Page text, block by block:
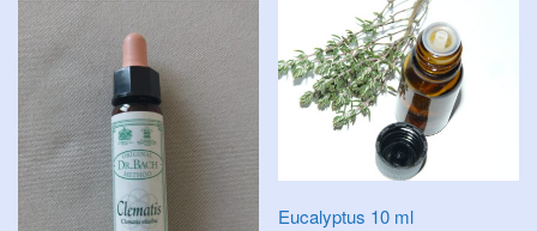
Eucalyptus 10 ml